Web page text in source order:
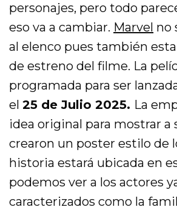
personajes, pero todo
eso va a cambiar. Marvel no
al elenco pues también
de estreno del filme. La
programada para ser
el25 de Julio 2025. La
idea original para mostrar a
crearon un poster estilo de
historia estará ubicada en
podemos ver a los actores
caracterizados como la